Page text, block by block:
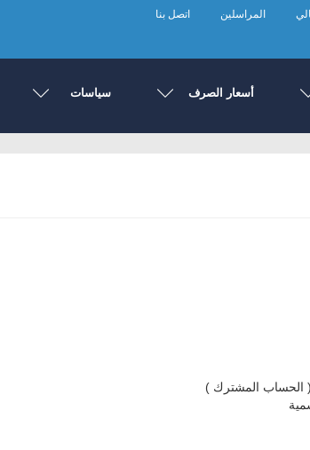
المراسلين اتصل بنا
أسعار الصرف سياسات
( الحساب المشترك )